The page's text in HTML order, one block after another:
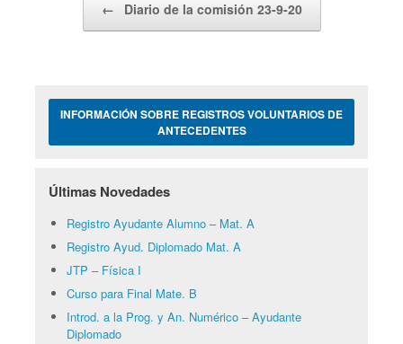
← Diario de la comisión 23-9-20
INFORMACIÓN SOBRE REGISTROS VOLUNTARIOS DE
ANTECEDENTES
Últimas Novedades
Registro Ayudante Alumno – Mat. A
Registro Ayud. Diplomado Mat. A
JTP – Física I
Curso para Final Mate. B
Introd. a la Prog. y An. Numérico – Ayudante
Diplomado